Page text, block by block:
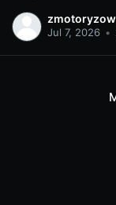
bagażniku
może być bagażnik
Jul 7, 2026 •